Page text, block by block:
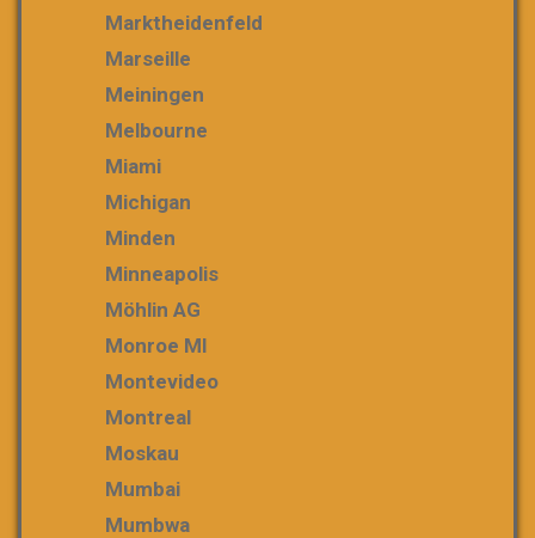
Marktheidenfeld
Marseille
Meiningen
Melbourne
Miami
Michigan
Minden
Minneapolis
Möhlin AG
Monroe MI
Montevideo
Montreal
Moskau
Mumbai
Mumbwa